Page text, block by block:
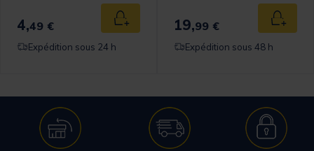
panier
4,49 € Ajouter au panier
Expédition sous 24 h
19,99 €
Expédition sous 48 h